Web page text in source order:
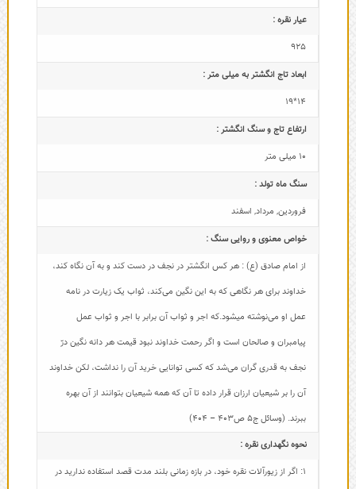
عیار نقره :
925
ابعاد تاج‌ انگشتر به میلی متر :
14*19
ارتفاع تاج و سنگ انگشتر :
10 میلی متر
سنگ ماه تولد :
فروردین, مرداد, اسفند
خواص معنوی و روایی سنگ :
از امام صادق (ع) : هر کس انگشتر در نجف در دست کند و به آن نگاه کند،
خداوند برای هر نگاهی که به این نگین می‌کند، ثواب یک زیارت در نامه
عمل او می‌نوشته میشود.که اجر و ثواب آن برابر با اجر و ثواب عمل
پیامبران و صالحان است و اگر رحمت خداوند نبود قیمت هر دانه نگین درّ
نجف به قدری گران می‌شد که کسی توانایی خرید آن را نداشت، لکن خداوند
آن را بر شیعیان ارزان قرار داده تا آن که همه شیعیان بتوانند از آن بهره
ببرند. (وسائل ج5 ص403 – 404)
نحوه نگهداری نقره :
1: اگر از زیورآلات نقره خود، در بازه زمانی بلند مدت قصد استفاده ندارید در